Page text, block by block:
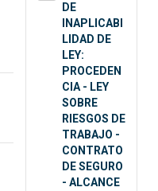
DE
INAPLICABI
LIDAD DE
LEY:
PROCEDEN
CIA - LEY
SOBRE
RIESGOS DE
TRABAJO -
CONTRATO
DE SEGURO
- ALCANCE